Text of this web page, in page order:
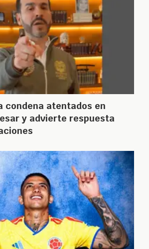
condena atentados en
y advierte respuesta